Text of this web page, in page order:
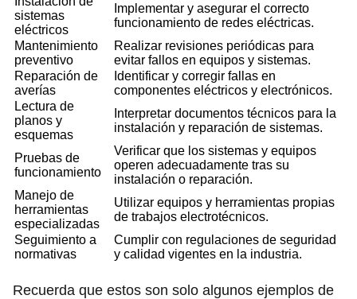
sistemas
eléctricos
Implementar y asegurar el correcto
funcionamiento de redes eléctricas.
Mantenimiento
preventivo
Realizar revisiones periódicas para
evitar fallos en equipos y sistemas.
Reparación de
averías
Identificar y corregir fallas en
componentes eléctricos y electrónicos.
Lectura de
planos y
esquemas
Interpretar documentos técnicos para la
instalación y reparación de sistemas.
Pruebas de
funcionamiento
Verificar que los sistemas y equipos
operen adecuadamente tras su
instalación o reparación.
Manejo de
herramientas
especializadas
Utilizar equipos y herramientas propias
de trabajos electrotécnicos.
Seguimiento a
normativas
Cumplir con regulaciones de seguridad
y calidad vigentes en la industria.
Recuerda que estos son solo algunos ejemplos de